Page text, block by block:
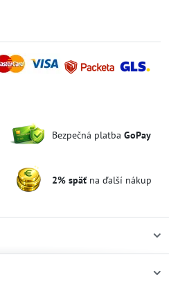
Bezpečná platba GoPay
2% späťna ďalší nákup